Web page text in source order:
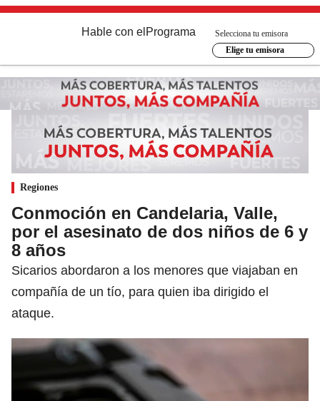
Hable con el Programa
Selecciona tu emisora
Elige tu emisora
Regiones
Conmoción en Candelaria, Valle,
por el asesinato de dos niños de 6 y
8 años
Sicarios abordaron a los menores que viajaban en
compañía de un tío, para quien iba dirigido el
ataque.